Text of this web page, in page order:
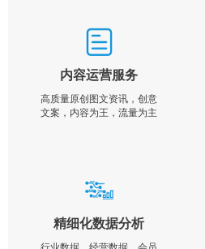
内容运营服务
高质量原创图文资讯，创意
文案，内容为王，流量为主
精细化数据分析